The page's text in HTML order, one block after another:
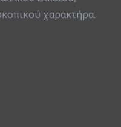
χαρακτήρα.